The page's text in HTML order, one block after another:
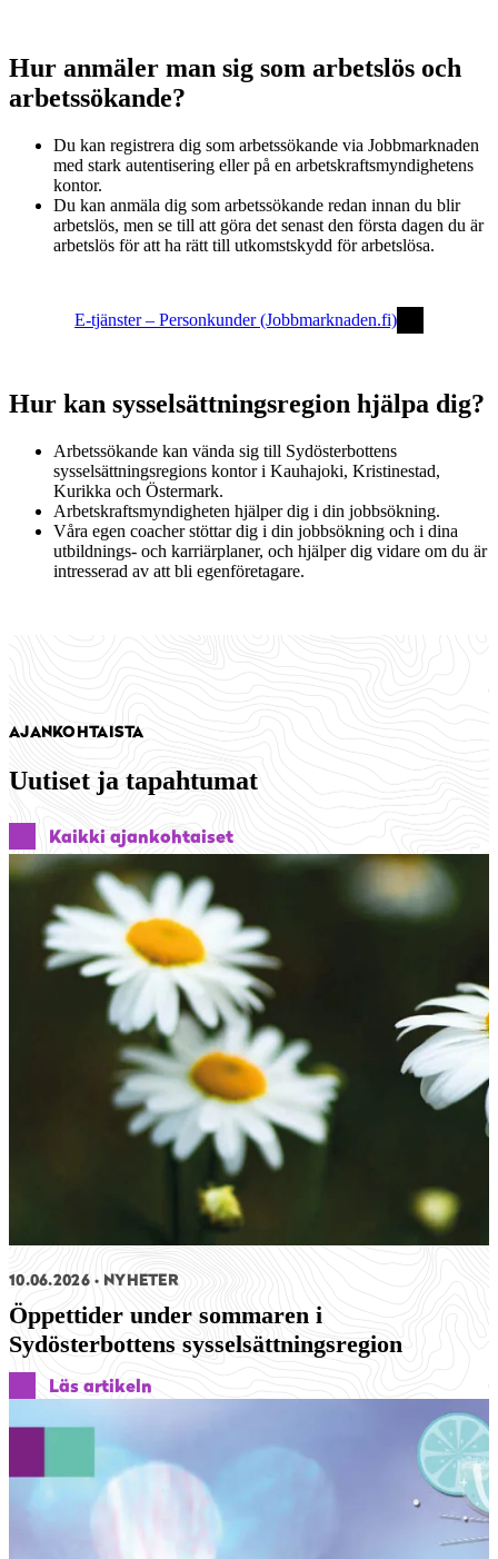
Hur anmäler man sig som arbetslös och
arbetssökande?
Du kan registrera dig som arbetssökande via Jobbmarknaden
med stark autentisering eller på en arbetskraftsmyndighetens
kontor.
Du kan anmäla dig som arbetssökande redan innan du blir
arbetslös, men se till att göra det senast den första dagen du är
arbetslös för att ha rätt till utkomstskydd för arbetslösa.
E-tjänster – Personkunder (Jobbmarknaden.fi)
Hur kan sysselsättningsregion hjälpa dig?
Arbetssökande kan vända sig till Sydösterbottens
sysselsättningsregions kontor i Kauhajoki, Kristinestad,
Kurikka och Östermark.
Arbetskraftsmyndigheten hjälper dig i din jobbsökning.
Våra egen coacher stöttar dig i din jobbsökning och i dina
utbildnings- och karriärplaner, och hjälper dig vidare om du är
intresserad av att bli egenföretagare.
AJANKOHTAISTA
Uutiset ja tapahtumat
Kaikki ajankohtaiset
10.06.2026 NYHETER
Öppettider under sommaren i
Sydösterbottens sysselsättningsregion
Läs artikeln